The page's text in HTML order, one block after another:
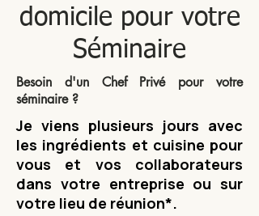
domicile pour votre
Séminaire
Besoin d'un Chef Privé pour votre
séminaire ?
Je viens plusieurs jours avec
les ingrédients et cuisine pour
vous et vos collaborateurs
dans votre entreprise ou sur
votre lieu de réunion*.